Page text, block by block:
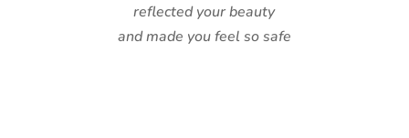
reflected your beauty
and made you feel so safe